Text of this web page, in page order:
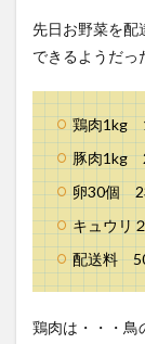
先日お野菜を配
できるようだっ
鶏肉1kg
豚肉1kg
卵30個
キュウリ
配送料
鶏肉は・・・鳥